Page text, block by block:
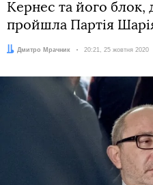
Кернес та його блок,
пройшла Партія
Автор:
Дмитро Мрачник Дата:
20:21, 25 жовтня 2020